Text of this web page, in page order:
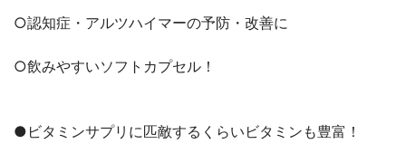
○認知症・アルツハイマーの予防・改善に
○飲みやすいソフトカプセル！
●ビタミンサプリに匹敵するくらいビタミンも豊富！